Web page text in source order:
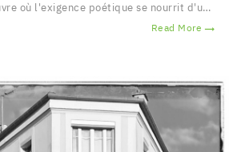
où l'exigence poétique se nourrit d'une
au vivant, aux êtres et aux paysages
Read More 